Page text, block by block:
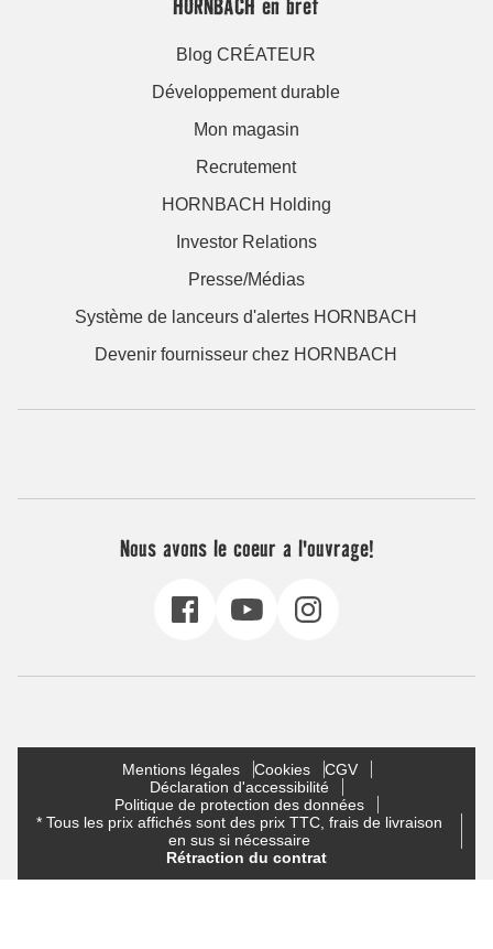
Blog CRÉATEUR
Développement durable
Mon magasin
Recrutement
HORNBACH Holding
Investor Relations
Presse/Médias
Système de lanceurs d'alertes HORNBACH
Devenir fournisseur chez HORNBACH
Nous avons le coeur a l'ouvrage!
Mentions légales Cookies
CGV
Déclaration d'accessibilité
Politique de protection des données
* Tous les prix affichés sont des prix TTC, frais de livraison
en sus si nécessaire
Rétraction du contrat